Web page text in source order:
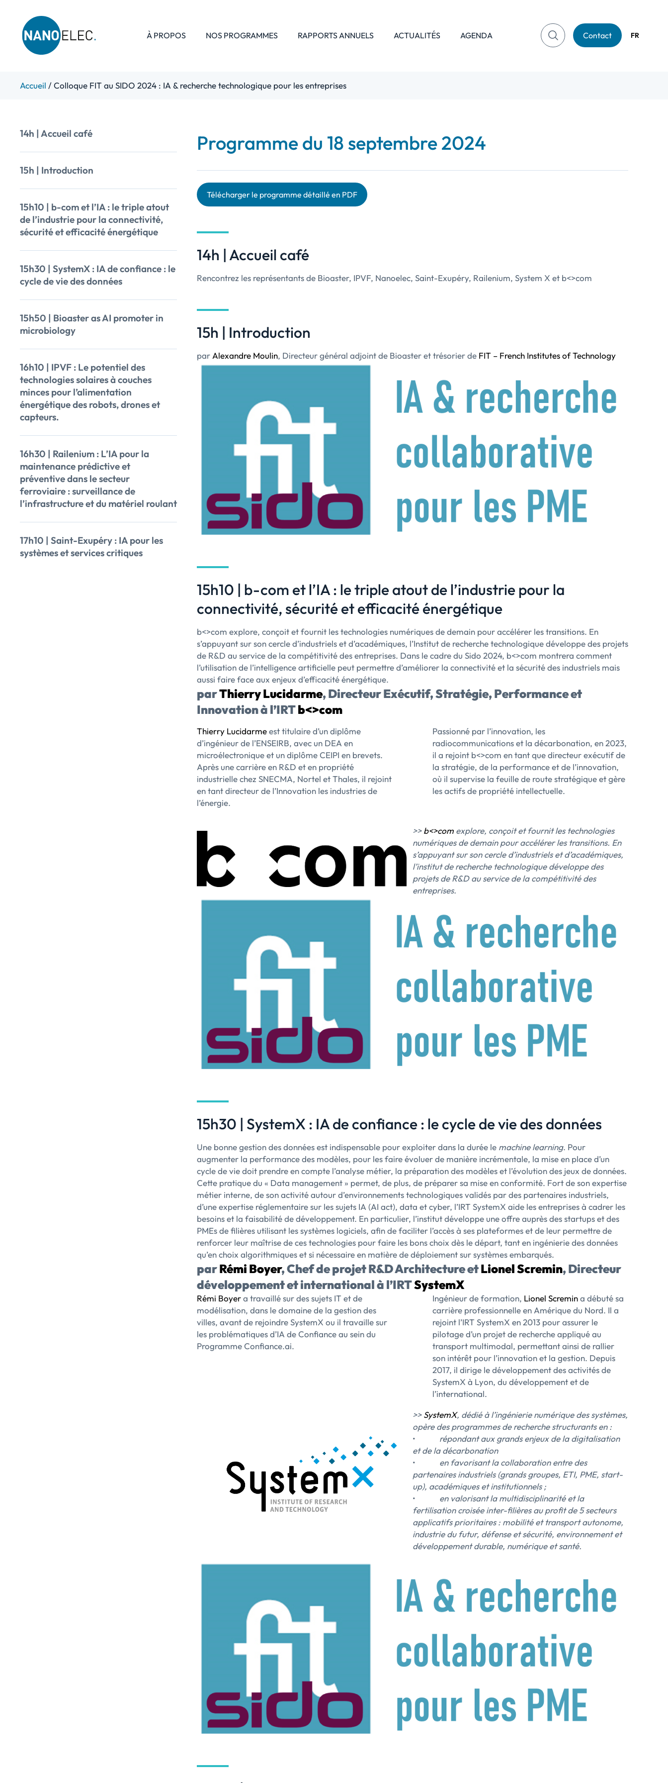
À PROPOS NOS PROGRAMMES RAPPORTS ANNUELS ACTUALITÉS AGENDA Contact FR
Accueil /Colloque FIT au SIDO 2024 : IA & recherche technologique pour les entreprises
14h | Accueil café
15h | Introduction
15h10 | b-com et l’IA : le triple atout
de l’industrie pour la connectivité,
sécurité et efficacité énergétique
15h30 | SystemX : IA de confiance : le
cycle de vie des données
15h50 | Bioaster as AI promoter in
microbiology
16h10 | IPVF : Le potentiel des
technologies solaires à couches
minces pour l’alimentation
énergétique des robots, drones et
capteurs.
16h30 | Railenium : L’IA pour la
maintenance prédictive et
préventive dans le secteur
ferroviaire : surveillance de
l’infrastructure et du matériel roulant
17h10 | Saint-Exupéry : IA pour les
systèmes et services critiques
Programme du 18 septembre 2024
Télécharger le programme détaillé en PDF
14h | Accueil café
Rencontrez les représentants de Bioaster, IPVF, Nanoelec, Saint-Exupéry, Railenium, System X et b<>com
15h | Introduction
par Alexandre Moulin, Directeur général adjoint de Bioaster et trésorier de FIT – French Institutes of Technology
15h10 | b-com et l’IA : le triple atout de l’industrie pour la
connectivité, sécurité et efficacité énergétique
b<>com explore, conçoit et fournit les technologies numériques de demain pour accélérer les transitions. En
s’appuyant sur son cercle d’industriels et d’académiques, l’Institut de recherche technologique développe des projets
de R&D au service de la compétitivité des entreprises. Dans le cadre du Sido 2024, b<>com montrera comment
l’utilisation de l’intelligence artificielle peut permettre d’améliorer la connectivité et la sécurité des industriels mais
aussi faire face aux enjeux d’efficacité énergétique.
parThierry Lucidarme, Directeur Exécutif, Stratégie, Performance et
Innovation à l’IRTb<>com
Thierry Lucidarmeest titulaire d’un diplôme
d’ingénieur de l’ENSEIRB, avec un DEA en
microélectronique et un diplôme CEIPI en brevets.
Après une carrière en R&D et en propriété
industrielle chez SNECMA, Nortel et Thales, il rejoint
en tant directeur de l’Innovation les industries de
l’énergie.
Passionné par l’innovation, les
radiocommunications et la décarbonation, en 2023,
il a rejoint b<>com en tant que directeur exécutif de
la stratégie, de la performance et de l’innovation,
où il supervise la feuille de route stratégique et gère
les actifs de propriété intellectuelle.
>>b<>com explore, conçoit et fournit les technologies
numériques de demain pour accélérer les transitions. En
s’appuyant sur son cercle d’industriels et d’académiques,
l’institut de recherche technologique développe des
projets de R&D au service de la compétitivité des
entreprises.
15h30 | SystemX : IA de confiance : le cycle de vie des données
Une bonne gestion des données est indispensable pour exploiter dans la durée le machine learning. Pour
augmenter la performance des modèles, pour les faire évoluer de manière incrémentale, la mise en place d’un
cycle de vie doit prendre en compte l’analyse métier, la préparation des modèles et l’évolution des jeux de données.
Cette pratique du « Data management » permet, de plus, de préparer sa mise en conformité. Fort de son expertise
métier interne, de son activité autour d’environnements technologiques validés par des partenaires industriels,
d’une expertise réglementaire sur les sujets IA (AI act), data et cyber, l’IRT SystemX aide les entreprises à cadrer les
besoins et la faisabilité de développement. En particulier, l’institut développe une offre auprès des startups et des
PMEs de filières utilisant les systèmes logiciels, afin de faciliter l’accès à ses plateformes et de leur permettre de
renforcer leur maîtrise de ces technologies pour faire les bons choix dès le départ, tant en ingénierie des données
qu’en choix algorithmiques et si nécessaire en matière de déploiement sur systèmes embarqués.
parRémi Boyer, Chef de projet R&D Architecture etLionel Scremin, Directeur
développement et international à l’IRTSystemX
Rémi Boyera travaillé sur des sujets IT et de
modélisation, dans le domaine de la gestion des
villes, avant de rejoindre SystemX ou il travaille sur
les problématiques d’IA de Confiance au sein du
Programme Confiance.ai.
Ingénieur de formation, Lionel Scremina débuté sa
carrière professionnelle en Amérique du Nord. Il a
rejoint l’IRT SystemX en 2013 pour assurer le
pilotage d’un projet de recherche appliqué au
transport multimodal, permettant ainsi de rallier
son intérêt pour l’innovation et la gestion. Depuis
2017, il dirige le développement des activités de
SystemX à Lyon, du développement et de
l’international.
>>SystemX, dédié à l’ingénierie numérique des systèmes,
opère des programmes de recherche structurants en :
• répondant aux grands enjeux de la digitalisation
et de la décarbonation
• en favorisant la collaboration entre des
partenaires industriels (grands groupes, ETI, PME, start-
up), académiques et institutionnels ;
• en valorisant la multidisciplinarité et la
fertilisation croisée inter-filières au profit de 5 secteurs
applicatifs prioritaires : mobilité et transport autonome,
industrie du futur, défense et sécurité, environnement et
développement durable, numérique et santé.